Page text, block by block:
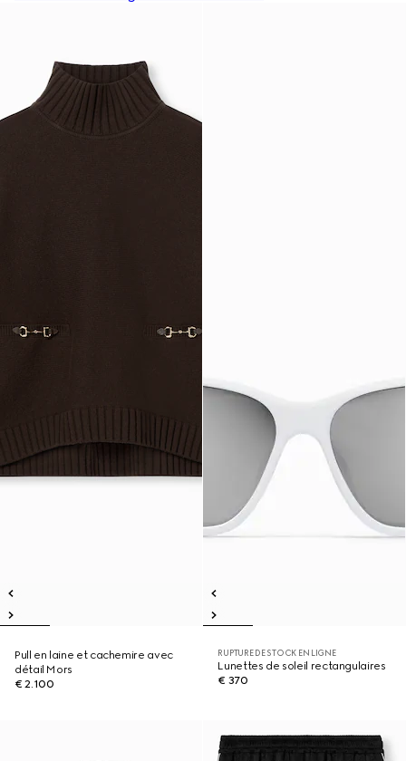
Pull en laine et cachemire avec
détail Mors
€ 2.100
RUPTURE DE STOCK EN LIGNE
Lunettes de soleil rectangulaires
€ 370